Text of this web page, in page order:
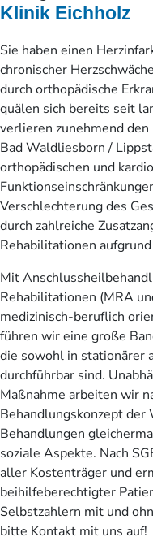
Klinik Eichholz
Sie haben einen
chronischer
durch orthopädische
quälen sich bereits seit
verlieren zunehmend
Bad Waldliesborn /
orthopädischen und
Verschlechterung des
durch zahlreiche
Rehabilitationen
Mit
Rehabilitationen (MRA
medizinisch-beruflich
führen wir eine große
die sowohl in stationärer
durchführbar sind.
Maßnahme arbeiten wir
Behandlungskonzept der
Behandlungen
soziale Aspekte. Nach
aller Kostenträger und
beihilfeberechtigter
Selbstzahlern mit und
bitte Kontakt mit uns auf!